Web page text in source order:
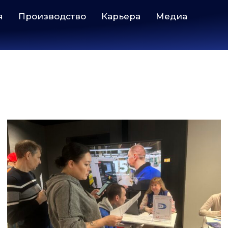
Производство Карьера Медиа